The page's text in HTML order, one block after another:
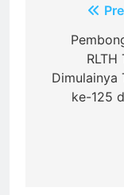
Navigasi
pos
RLTH
Dimulainya
ke-125